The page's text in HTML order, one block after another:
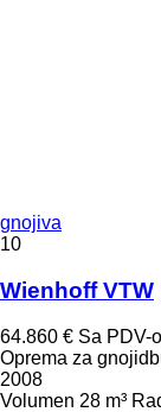
gnojiva
10
Wienhoff VTW
64.860 € Sa PDV-
Oprema za
2008
Volumen 28 m³